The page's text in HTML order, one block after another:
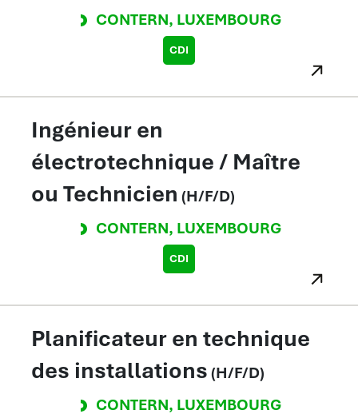
CONTERN, LUXEMBOURG
CDI
Ingénieur en
électrotechnique / Maître
ou Technicien (H/F/D)
CONTERN, LUXEMBOURG
CDI
Planificateur en technique
des installations (H/F/D)
CONTERN, LUXEMBOURG